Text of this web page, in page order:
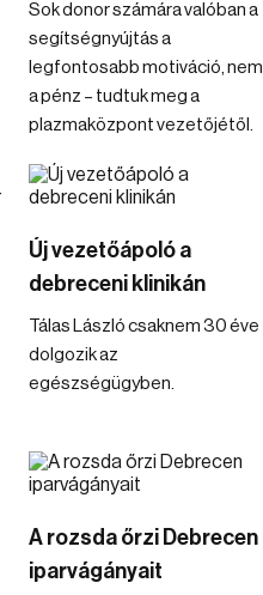
Sok donor számára valóban a
segítségnyújtás a
legfontosabb motiváció, nem
a pénz – tudtuk meg a
plazmaközpont vezetőjétől.
Új vezetőápoló a
debreceni klinikán
Tálas László csaknem 30 éve
dolgozik az
egészségügyben.
A rozsda őrzi Debrecen
iparvágányait